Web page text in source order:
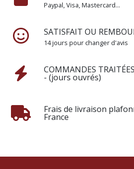
Paypal, Visa, Mastercard...
SATISFAIT OU
14 jours pour changer d'avis
COMMANDES
- (jours ouvrés)
Frais de livraison
France